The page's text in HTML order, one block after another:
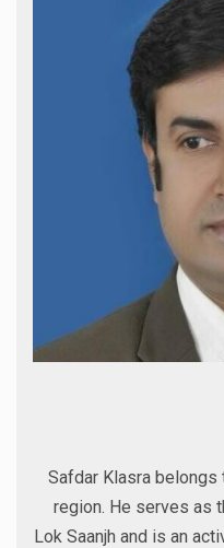
Safdar Klasra belongs
region. He serves as
Lok Saanjh and is an